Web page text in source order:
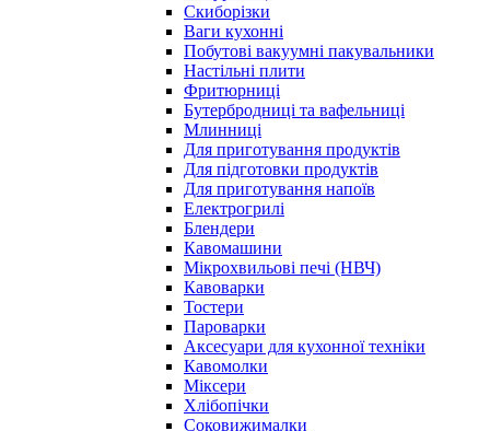
Скиборізки
Ваги кухонні
Побутові вакуумні пакувальники
Настільні плити
Фритюрниці
Бутербродниці та вафельниці
Млинниці
Для приготування продуктів
Для підготовки продуктів
Для приготування напоїв
Електрогрилі
Блендери
Кавомашини
Мікрохвильові печі (НВЧ)
Кавоварки
Тостери
Пароварки
Аксесуари для кухонної техніки
Кавомолки
Міксери
Хлібопічки
Соковижималки